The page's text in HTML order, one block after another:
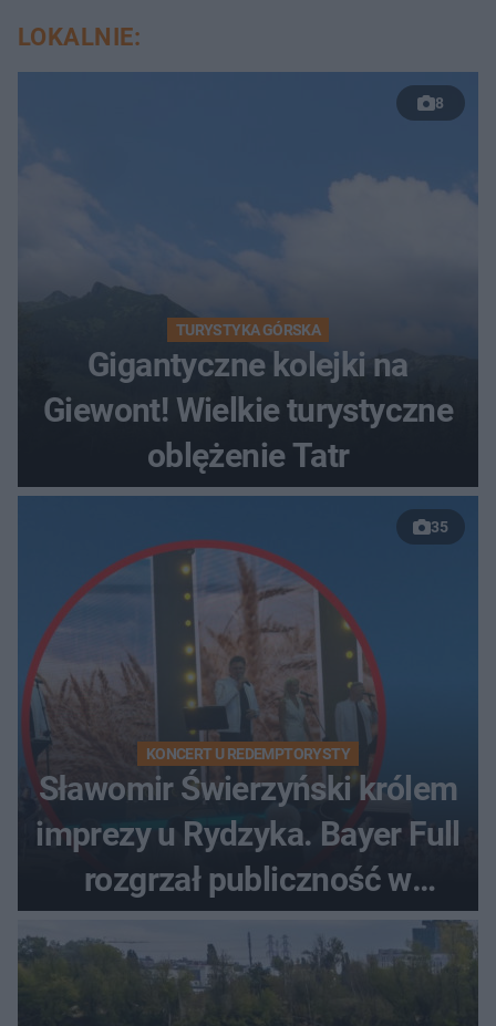
LOKALNIE:
8
TURYSTYKA GÓRSKA
Gigantyczne kolejki na
Giewont! Wielkie turystyczne
oblężenie Tatr
35
KONCERT U REDEMPTORYSTY
Sławomir Świerzyński królem
imprezy u Rydzyka. Bayer Full
rozgrzał publiczność w
Toruniu